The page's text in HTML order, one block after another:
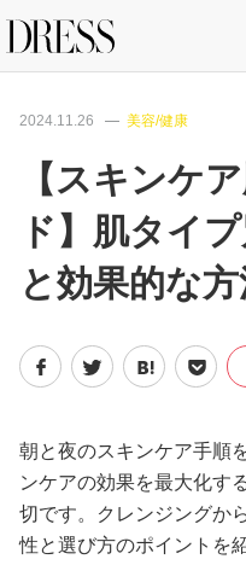
特集記事
DRESS部活
ライフスタイル
ファッション
恋愛/結婚/離婚
2024.11.26 美容/健康
【スキンケ
ド】肌タイ
と効果的な
朝と夜のスキンケア手順
ンケアの効果を最大化す
切です。クレンジングか
性と選び方のポイントを